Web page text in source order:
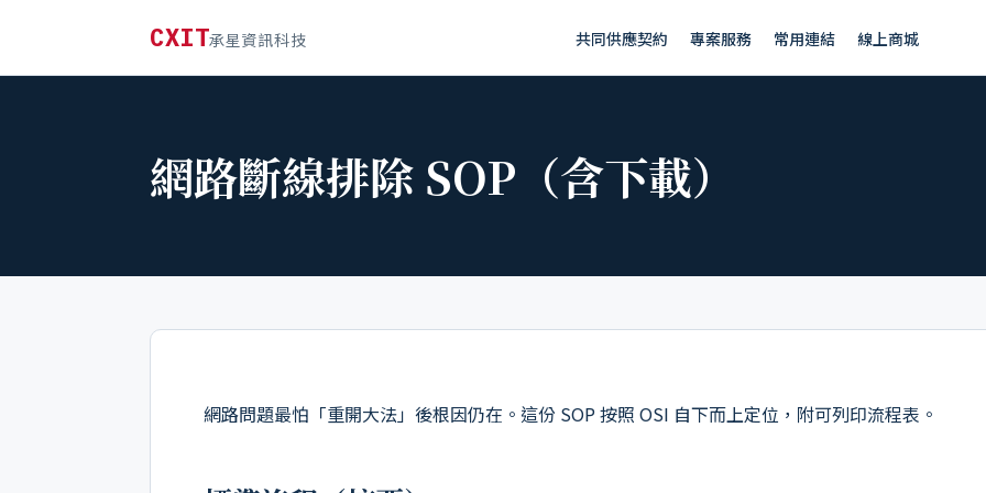
CXIT承星資訊科技 共同供應契約 專案服務 常用連結 線上商城
網路斷線排除 SOP（含下載）
網路問題最怕「重開大法」後根因仍在。這份 SOP 按照 OSI 自下而上定位，附可列印流程表。